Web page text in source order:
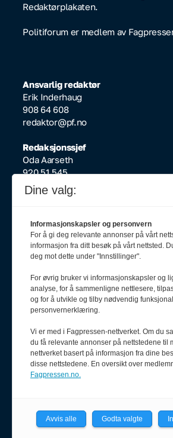
Redaktørplakaten.
Politiforum er medlem av
Ansvarlig redaktør
Erik Inderhaug
908 64 608
redaktor@pf.no
Redaksjonssjef
Oda Aarseth
920 51 545
oda@pf.no
Journalist
Karianne Grindem
408 62 411
karianne@pf.no
Journalist
Olav Stadheim
olav@pf.no
900 55 090
henrik@pf.no
Dine valg:
Informasjonskapsler og personvern
For å gi deg relevante annonser på vårt
informasjon fra ditt besøk på vårt nettsted.
deg mot dette under "Innstillinger".
For øvrig bruker vi informasjonskapsler og
analyse, for å sammenligne nettlesere,
og for å utvikle og tilby nødvendig
personvernerklæring.
Vi er med i Fagpressen-nettverket. Om du
du få relevante annonser på nettstedene til
nettverket basert på informasjon fra dine
disse nettstedene. En oversikt over
Fagpressen.no.
Avvis alle Godta valgte